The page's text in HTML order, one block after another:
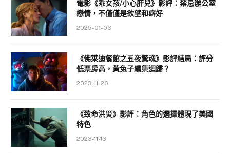
電影《乖女孩/小心肝兒》影評：禁忌辦公室
戀情，不僅僅是欲望和癖好
2025-01-06
《佛萊迪餐館之五夜驚魂》影評結局：評分
低票房高，黃兔子續集迴歸？
2023-11-20
《致命洪災》影評：角色的選擇體現了美國
特色
2023-11-13